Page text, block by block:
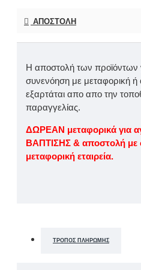
ΑΠΟΣΤΟΛΉ
Η αποστολή των προϊόντων
συνενόηση με μεταφορική ή
εξαρτάται απο απο την
παραγγελίας.
ΔΩΡΕΑΝ μεταφορικά για
ΒΑΠΤΙΣΗΣ & αποστολή με
μεταφορική εταιρεία.
ΤΡΌΠΟΣ ΠΛΗΡΩΜΉΣ